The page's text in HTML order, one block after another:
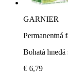
GARNIER
Permanentná
Bohatá
€ 6,79